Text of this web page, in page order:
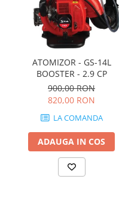
ATOMIZOR - GS-14L
BOOSTER - 2.9 CP
900,00 RON
820,00 RON
LA COMANDA
ADAUGA IN COS